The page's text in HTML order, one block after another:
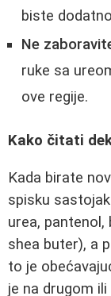
biste
Ne
ruke sa
ove regije.
Kako čitati
Kada birate
spisku
urea,
shea buter), a
to je
je na drugom